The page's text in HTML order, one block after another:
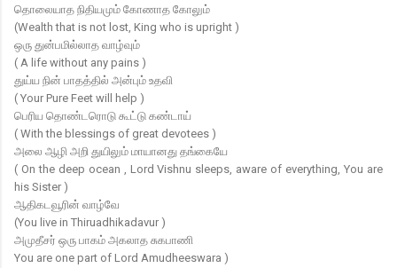
தொலையாத நிதியமும் கோணாத கோலும்
(Wealth that is not lost, King who is upright )
ஒரு துன்பமில்லாத வாழ்வும்
( A life without any pains )
துய்ய நின் பாதத்தில் அன்பும் உதவி
( Your Pure Feet will help )
பெரிய தொண்டரொடு கூட்டு கண்டாய்
( With the blessings of great devotees )
அலை ஆழி அறி துயிலும் மாயானது தங்கையே
( On the deep ocean , Lord Vishnu sleeps, aware of everything, You are
his Sister )
ஆதிகடவூரின் வாழ்வே
(You live in Thiruadhikadavur )
அமுதீசர் ஒரு பாகம் அகலாத சுகபாணி
You are one part of Lord Amudheeswara )